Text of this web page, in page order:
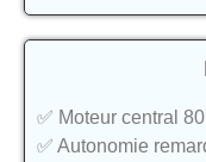
✅ Moteur central
✅ Autonomie